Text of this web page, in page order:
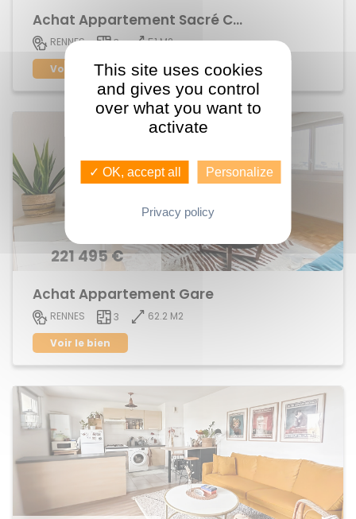
Achat Appartement Sacré Coeur
RENNES 3
51 M2
Voir le bien
221 495 €
Achat Appartement Gare
RENNES 3
62.2 M2
Voir le bien
This site uses cookies
and gives you control
over what you want to
activate
✓ OK, accept all Personalize
Privacy policy